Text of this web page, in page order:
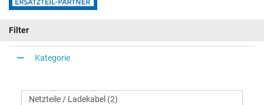
Filter
Kategorie